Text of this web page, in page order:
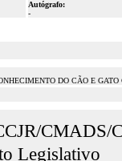
Autógrafo:
-
DO CÃO E
CMADS/
Legislativo